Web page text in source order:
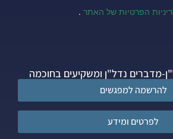
הפרטיות של האתר .
מדברים נדל"ן ומשקיעים בחוכמה
להרשמה למפגשים
לפרטים ומידע